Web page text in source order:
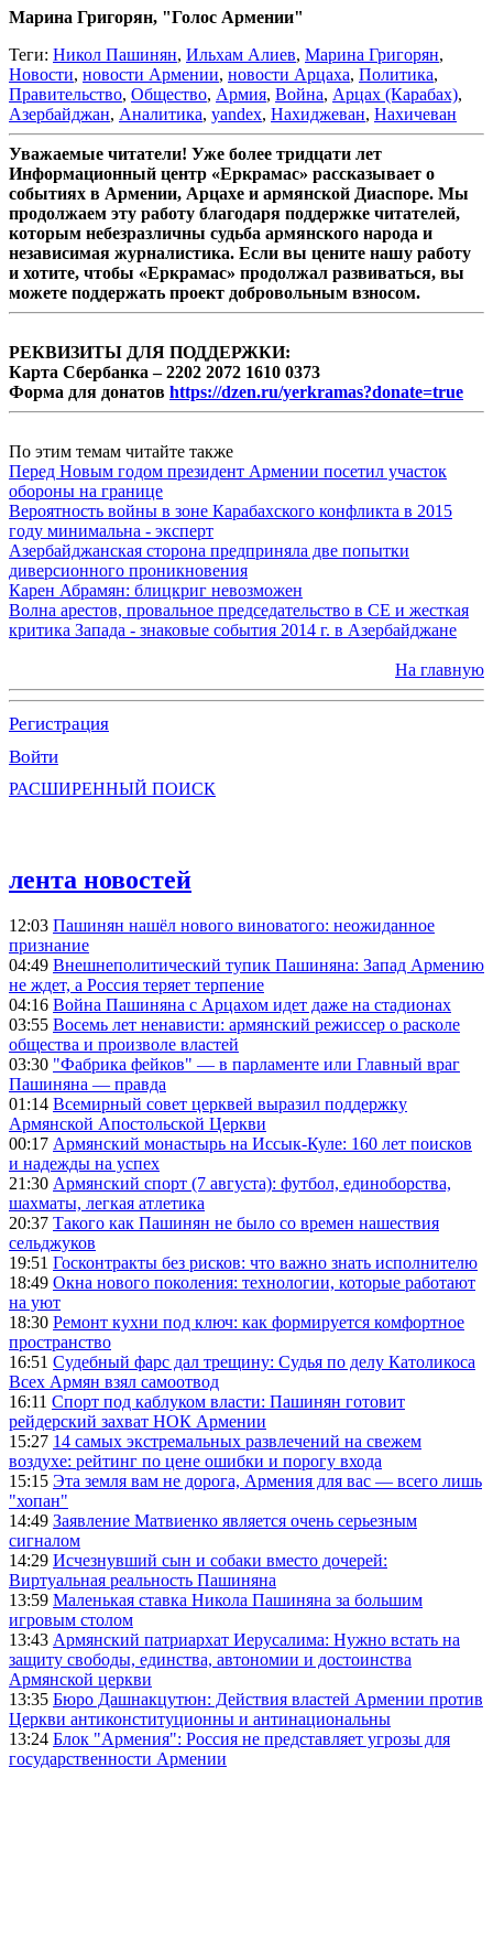
Марина Григорян, "Голос Армении"
Теги: Никол Пашинян, Ильхам Алиев, Марина Григорян,
Новости, новости Армении, новости Арцаха, Политика,
Правительство, Общество, Армия, Война, Арцах (Карабах),
Азербайджан, Аналитика, yandex, Нахиджеван, Нахичеван
Уважаемые читатели! Уже более тридцати лет
Информационный центр «Еркрамас» рассказывает о
событиях в Армении, Арцахе и армянской Диаспоре. Мы
продолжаем эту работу благодаря поддержке читателей,
которым небезразличны судьба армянского народа и
независимая журналистика. Если вы цените нашу работу
и хотите, чтобы «Еркрамас» продолжал развиваться, вы
можете поддержать проект добровольным взносом.
РЕКВИЗИТЫ ДЛЯ ПОДДЕРЖКИ:
Карта Сбербанка – 2202 2072 1610 0373
Форма для донатов https://dzen.ru/yerkramas?donate=true
По этим темам читайте также
Перед Новым годом президент Армении посетил участок
обороны на границе
Вероятность войны в зоне Карабахского конфликта в 2015
году минимальна - эксперт
Азербайджанская сторона предприняла две попытки
диверсионного проникновения
Карен Абрамян: блицкриг невозможен
Волна арестов, провальное председательство в СЕ и жесткая
критика Запада - знаковые события 2014 г. в Азербайджане
На главную
Регистрация
Войти
РАСШИРЕННЫЙ ПОИСК
лента новостей
12:03 Пашинян нашёл нового виноватого: неожиданное
признание
04:49 Внешнеполитический тупик Пашиняна: Запад Армению
не ждет, а Россия теряет терпение
04:16 Война Пашиняна с Арцахом идет даже на стадионах
03:55 Восемь лет ненависти: армянский режиссер о расколе
общества и произволе властей
03:30 "Фабрика фейков" — в парламенте или Главный враг
Пашиняна — правда
01:14 Всемирный совет церквей выразил поддержку
Армянской Апостольской Церкви
00:17 Армянский монастырь на Иссык-Куле: 160 лет поисков
и надежды на успех
21:30 Армянский спорт (7 августа): футбол, единоборства,
шахматы, легкая атлетика
20:37 Такого как Пашинян не было со времен нашествия
сельджуков
19:51 Госконтракты без рисков: что важно знать исполнителю
18:49 Окна нового поколения: технологии, которые работают
на уют
18:30 Ремонт кухни под ключ: как формируется комфортное
пространство
16:51 Судебный фарс дал трещину: Судья по делу Католикоса
Всех Армян взял самоотвод
16:11 Спорт под каблуком власти: Пашинян готовит
рейдерский захват НОК Армении
15:27 14 самых экстремальных развлечений на свежем
воздухе: рейтинг по цене ошибки и порогу входа
15:15 Эта земля вам не дорога, Армения для вас — всего лишь
"хопан"
14:49 Заявление Матвиенко является очень серьезным
сигналом
14:29 Исчезнувший сын и собаки вместо дочерей:
Виртуальная реальность Пашиняна
13:59 Маленькая ставка Никола Пашиняна за большим
игровым столом
13:43 Армянский патриархат Иерусалима: Нужно встать на
защиту свободы, единства, автономии и достоинства
Армянской церкви
13:35 Бюро Дашнакцутюн: Действия властей Армении против
Церкви антиконституционны и антинациональны
13:24 Блок "Армения": Россия не представляет угрозы для
государственности Армении